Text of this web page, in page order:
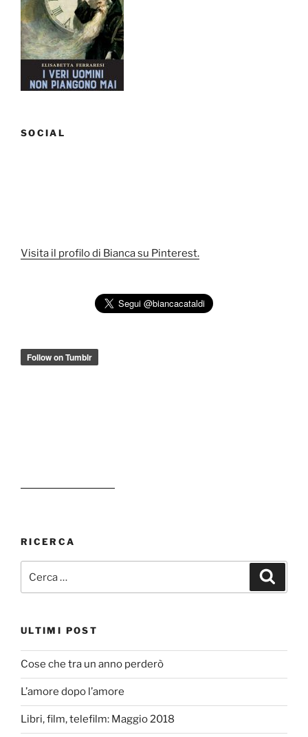
di
libri
e
di
arte”
SOCIAL
Visita il profilo di Bianca su Pinterest.
RICERCA
ULTIMI POST
Cose che tra un anno perderò
L’amore dopo l’amore
Libri, film, telefilm: Maggio 2018